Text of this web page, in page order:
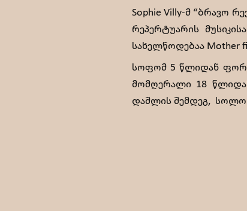
Sophie Villy-მ “ბრავო
რეპერტუარის
სახელწოდებაა Mother
სოფომ 5 წლიდან
მომღერალი 18
დაშლის შემდეგ, სოლო